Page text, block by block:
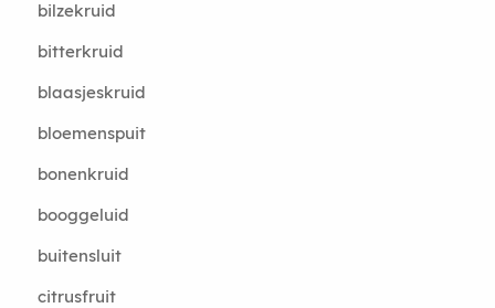
bilzekruid
bitterkruid
blaasjeskruid
bloemenspuit
bonenkruid
booggeluid
buitensluit
citrusfruit